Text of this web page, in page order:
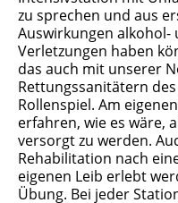
zu sprechen und aus
Auswirkungen
Verletzungen haben
das auch mit unserer
Rettungssanitätern
Rollenspiel. Am
erfahren, wie es wäre,
versorgt zu werden.
Rehabilitation nach
eigenen Leib erlebt
Übung. Bei jeder